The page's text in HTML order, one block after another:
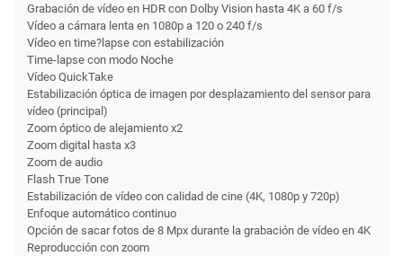
Grabación de vídeo en HDR con Dolby Vision hasta 4K a 60 f/s
Vídeo a cámara lenta en 1080p a 120 o 240 f/s
Vídeo en time?lapse con estabili­zación
Time-lapse con modo Noche
Vídeo QuickTake
Estabilización óptica de imagen por desplazamiento del sensor para
vídeo (principal)
Zoom óptico de alejamiento x2
Zoom digital hasta x3
Zoom de audio
Flash True Tone
Estabilización de vídeo con calidad de cine (4K, 1080p y 720p)
Enfoque automático continuo
Opción de sacar fotos de 8 Mpx durante la grabación de vídeo en 4K
Reproducción con zoom